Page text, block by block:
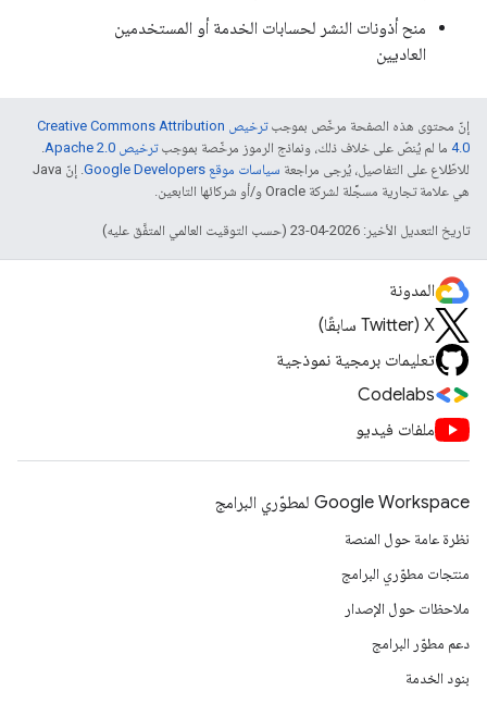
منح أذونات النشر لحسابات الخدمة أو المستخدمين
العاديين
إنّ محتوى هذه الصفحة مرخّص بموجب
ترخيص Creative Commons Attribution
4.0‏ ما لم يُنصّ على خلاف ذلك، ونماذج الرموز مرخّصة بموجبترخيص Apache 2.0‏
.
للاطّلاع على التفاصيل، يُرجى مراجعة سياسات موقع Google Developers‏
. إنّ Java
هي علامة تجارية مسجَّلة لشركة Oracle و/أو شركائها التابعين.
تاريخ التعديل الأخير: 2026-04-23 (حسب التوقيت العالمي المتفَّق عليه)
المدونة
‫X ‏(Twitter سابقًا)
تعليمات برمجية نموذجية
Codelabs
ملفات فيديو
Google Workspace لمطوّري البرامج
نظرة عامة حول المنصة
منتجات مطوّري البرامج
ملاحظات حول الإصدار
دعم مطوّر البرامج
بنود الخدمة